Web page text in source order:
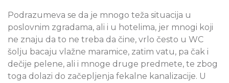
Podrazumeva se da je mnogo teža situacija u
poslovnim zgradama, ali i u hotelima, jer mnogi koji
ne znaju da to ne treba da čine, vrlo često u WC
šolju bacaju vlažne maramice, zatim vatu, pa čak i
dečije pelene, ali i mnoge druge predmete, te zbog
toga dolazi do začepljenja fekalne kanalizacije. U